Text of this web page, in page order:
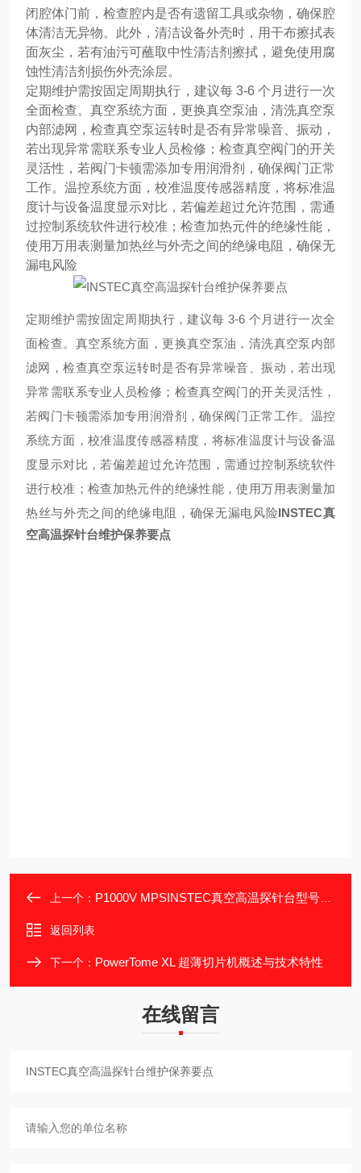
闭腔体门前，检查腔内是否有遗留工具或杂物，确保腔
体清洁无异物。此外，清洁设备外壳时，用干布擦拭表
面灰尘，若有油污可蘸取中性清洁剂擦拭，避免使用腐
蚀性清洁剂损伤外壳涂层。
定期维护需按固定周期执行，建议每 3-6 个月进行一次
全面检查。真空系统方面，更换真空泵油，清洗真空泵
内部滤网，检查真空泵运转时是否有异常噪音、振动，
若出现异常需联系专业人员检修；检查真空阀门的开关
灵活性，若阀门卡顿需添加专用润滑剂，确保阀门正常
工作。温控系统方面，校准温度传感器精度，将标准温
度计与设备温度显示对比，若偏差超过允许范围，需通
过控制系统软件进行校准；检查加热元件的绝缘性能，
使用万用表测量加热丝与外壳之间的绝缘电阻，确保无
漏电风险
定期维护需按固定周期执行，建议每 3-6 个月进行一次全
面检查。真空系统方面，更换真空泵油，清洗真空泵内部
滤网，检查真空泵运转时是否有异常噪音、振动，若出现
异常需联系专业人员检修；检查真空阀门的开关灵活性，
若阀门卡顿需添加专用润滑剂，确保阀门正常工作。温控
系统方面，校准温度传感器精度，将标准温度计与设备温
度显示对比，若偏差超过允许范围，需通过控制系统软件
进行校准；检查加热元件的绝缘性能，使用万用表测量加
热丝与外壳之间的绝缘电阻，确保无漏电风险INSTEC真
空高温探针台维护保养要点
上一个： P1000V MPSINSTEC真空高温探针台型号差异解析
返回列表
下一个： PowerTome XL 超薄切片机概述与技术特性
在线留言